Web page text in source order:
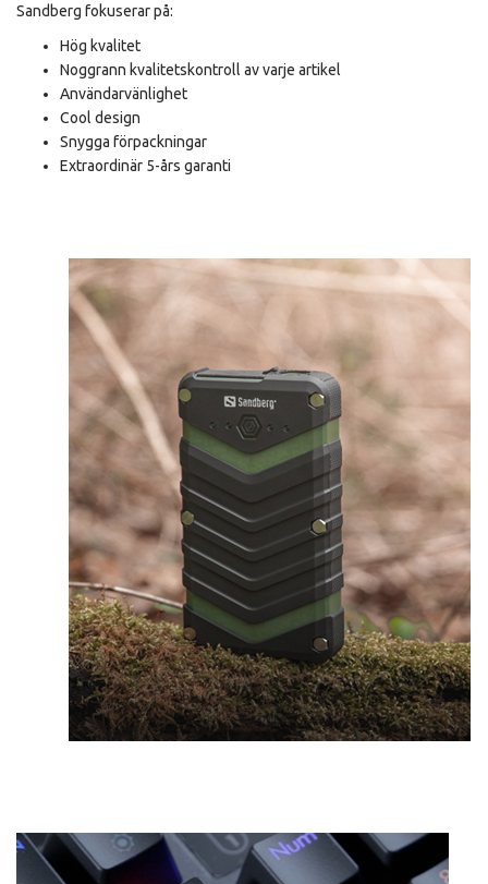
Sandberg fokuserar på:
Hög kvalitet
Noggrann kvalitetskontroll av varje artikel
Användarvänlighet
Cool design
Snygga förpackningar
Extraordinär 5-års garanti